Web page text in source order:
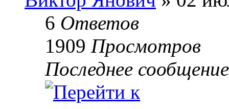
6 Ответов
1909 Просмотров
Последнее